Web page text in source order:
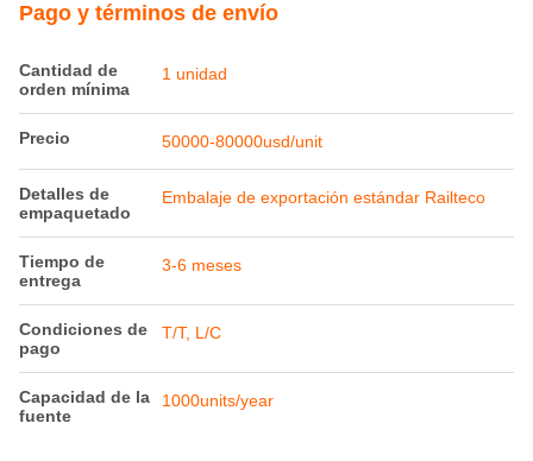
Pago y términos de envío
Cantidad de
orden mínima
1 unidad
Precio 50000-80000usd/unit
Detalles de
empaquetado
Embalaje de exportación estándar Railteco
Tiempo de
entrega
3-6 meses
Condiciones de
pago
T/T, L/C
Capacidad de la
fuente
1000units/year